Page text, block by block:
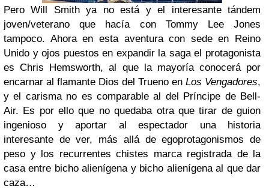
Pero Will Smith ya no está y el interesante tándem
joven/veterano que hacía con Tommy Lee Jones
tampoco. Ahora en esta aventura con sede en Reino
Unido y ojos puestos en expandir la saga el protagonista
es Chris Hemsworth, al que la mayoría conocerá por
encarnar al flamante Dios del Trueno en Los Vengadores,
y el carisma no es comparable al del Príncipe de Bell-
Air. Es por ello que no quedaba otra que tirar de guion
ingenioso y aportar al espectador una historia
interesante de ver, más allá de egoprotagonismos de
peso y los recurrentes chistes marca registrada de la
casa entre bicho alienígena y bicho alienígena al que dar
caza…